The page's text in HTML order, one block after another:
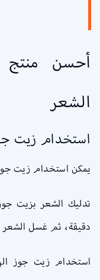
أحسن منتج
الشعر
استخدام زيت
يمكن استخدام زيت
دقيقة، ثم غسل الشعر
استخدام زيت جوز